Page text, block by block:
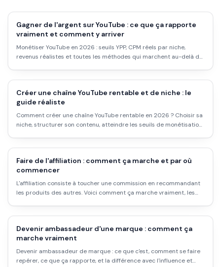
Gagner de l'argent sur YouTube : ce que ça rapporte
vraiment et comment y arriver
Monétiser YouTube en 2026 : seuils YPP, CPM réels par niche,
revenus réalistes et toutes les méthodes qui marchent au-delà de
Créer une chaîne YouTube rentable et de niche : le
guide réaliste
Comment créer une chaîne YouTube rentable en 2026 ? Choisir sa
niche, structurer son contenu, atteindre les seuils de monétisation.
Faire de l'affiliation : comment ça marche et par où
commencer
L'affiliation consiste à toucher une commission en recommandant
les produits des autres. Voici comment ça marche vraiment, les
Devenir ambassadeur d'une marque : comment ça
marche vraiment
Devenir ambassadeur de marque : ce que c'est, comment se faire
repérer, ce que ça rapporte, et la différence avec l'influence et